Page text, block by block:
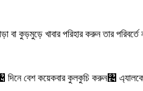
কুড়মুড়ে খাবার পরিহার করুন তার পরিবর্তে
দিনে বেশ কয়েকবার কুলকুচি করুন৤